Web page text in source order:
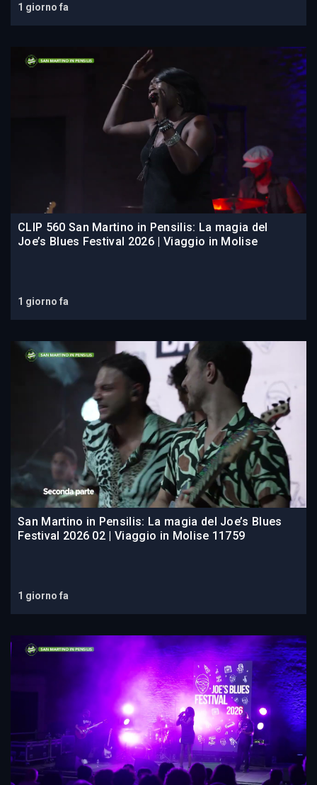
1 giorno fa
CLIP 560 San Martino in Pensilis: La magia del
Joe’s Blues Festival 2026 | Viaggio in Molise
1 giorno fa
San Martino in Pensilis: La magia del Joe’s Blues
Festival 2026 02 | Viaggio in Molise 11759
1 giorno fa